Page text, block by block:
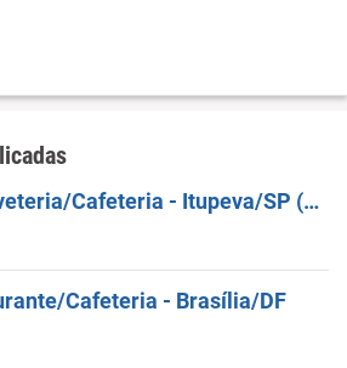
Atendente De Sorveteria/Cafeteria - Itupeva/SP (Outlet Itupeva)
Cafeteria - Brasília/DF